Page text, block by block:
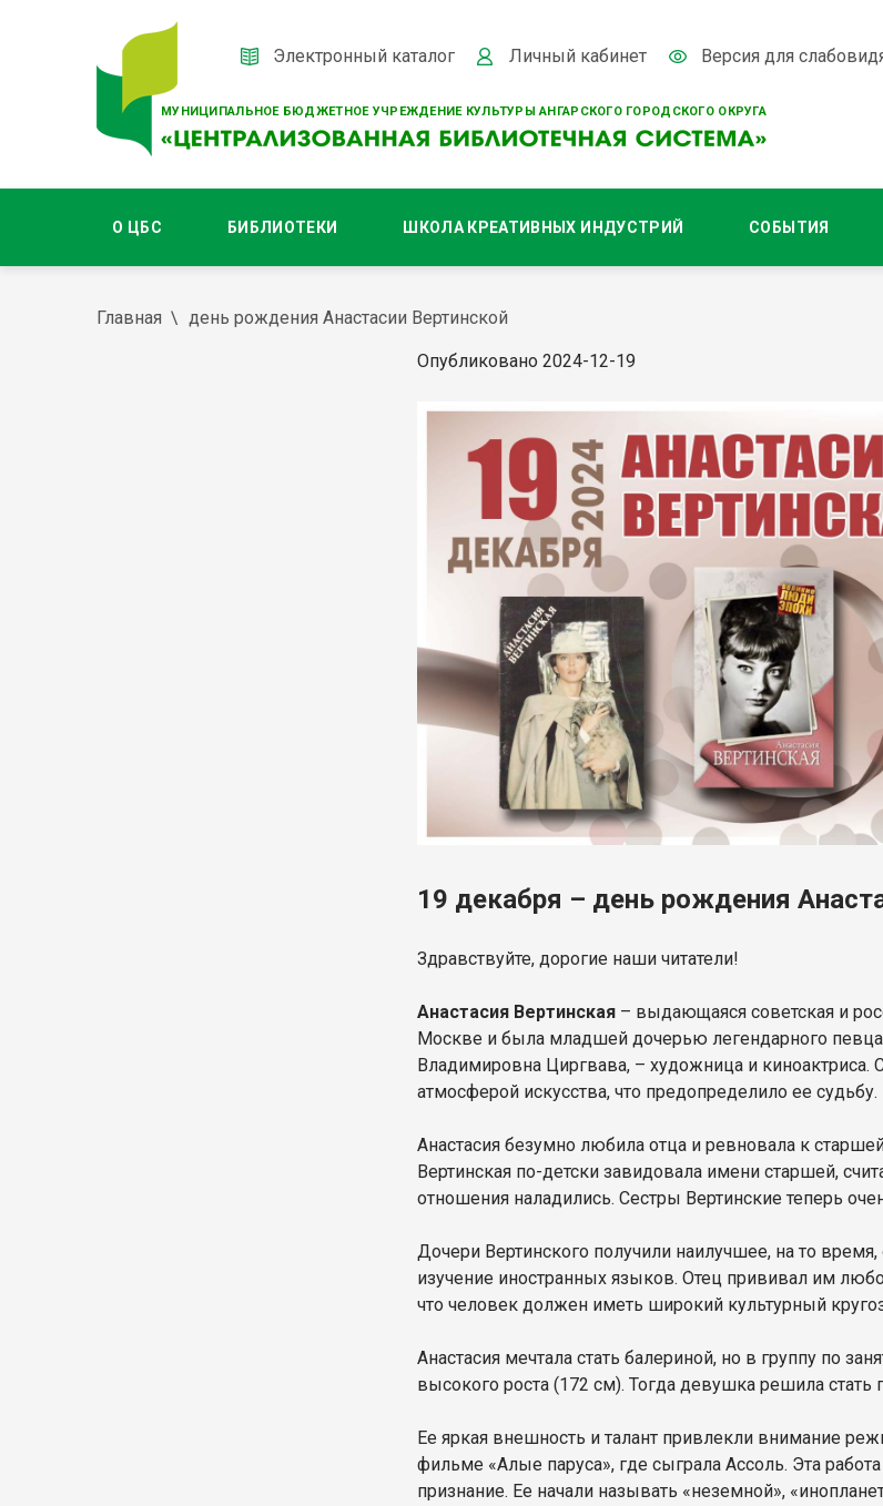
МУНИЦИПАЛЬНОЕ БЮДЖЕТНОЕ УЧРЕЖДЕНИЕ КУЛЬТУРЫ АНГАРСКОГО ГОРОДСКОГО ОКРУГА
Электронный каталог Личный кабинет Версия для
О ЦБС БИБЛИОТЕКИ ШКОЛА КРЕАТИВНЫХ ИНДУСТРИЙ СОБЫТИЯ
Главная день рождения Анастасии Вертинской
Опубликовано 2024-12-19
19 декабря – день рождения
Здравствуйте, дорогие наши читатели!
Анастасия Вертинская – выдающаяся советская и
Москве и была младшей дочерью легендарного певца
Владимировна Циргвава, – художница и киноактриса.
атмосферой искусства, что предопределило ее судьбу.
Анастасия безумно любила отца и ревновала к
Вертинская по-детски завидовала имени старшей,
отношения наладились. Сестры Вертинские теперь
Дочери Вертинского получили наилучшее, на то
изучение иностранных языков. Отец прививал им
что человек должен иметь широкий культурный
Анастасия мечтала стать балериной, но в группу по
высокого роста (172 см). Тогда девушка решила
Ее яркая внешность и талант привлекли внимание
фильме «Алые паруса», где сыграла Ассоль. Эта
признание. Ее начали называть «неземной»,